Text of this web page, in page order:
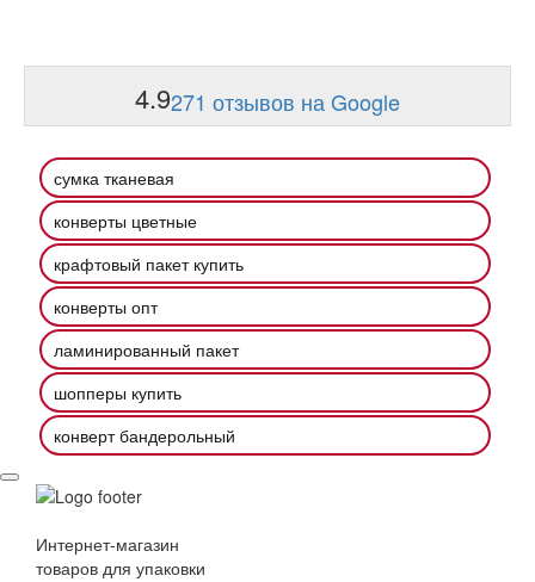
4.9271 отзывов на Google
сумка тканевая
конверты цветные
крафтовый пакет купить
конверты опт
ламинированный пакет
шопперы купить
конверт бандерольный
Интернет-магазин
товаров для упаковки